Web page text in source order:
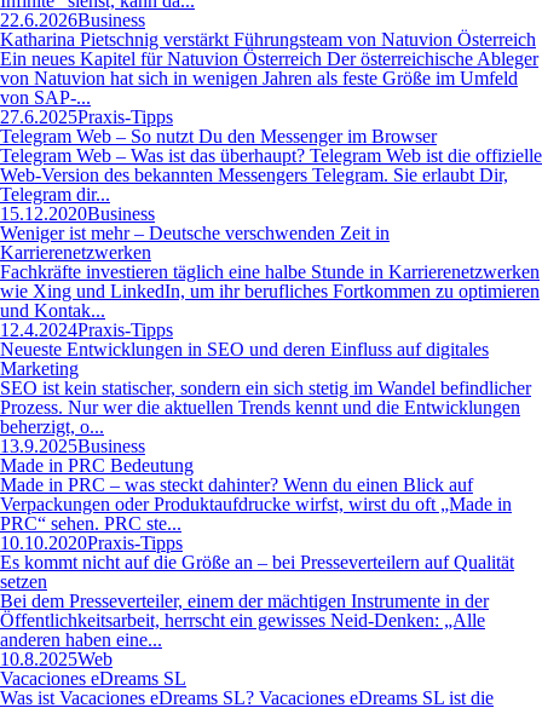
22.6.2026Business
Katharina Pietschnig verstärkt Führungsteam von Natuvion Österreich
Ein neues Kapitel für Natuvion Österreich Der österreichische Ableger
von Natuvion hat sich in wenigen Jahren als feste Größe im Umfeld
von SAP-...
27.6.2025Praxis-Tipps
Telegram Web – So nutzt Du den Messenger im Browser
Telegram Web – Was ist das überhaupt? Telegram Web ist die offizielle
Web-Version des bekannten Messengers Telegram. Sie erlaubt Dir,
Telegram dir...
15.12.2020Business
Weniger ist mehr – Deutsche verschwenden Zeit in
Karrierenetzwerken
Fachkräfte investieren täglich eine halbe Stunde in Karrierenetzwerken
wie Xing und LinkedIn, um ihr berufliches Fortkommen zu optimieren
und Kontak...
12.4.2024Praxis-Tipps
Neueste Entwicklungen in SEO und deren Einfluss auf digitales
Marketing
SEO ist kein statischer, sondern ein sich stetig im Wandel befindlicher
Prozess. Nur wer die aktuellen Trends kennt und die Entwicklungen
beherzigt, o...
13.9.2025Business
Made in PRC Bedeutung
Made in PRC – was steckt dahinter? Wenn du einen Blick auf
Verpackungen oder Produktaufdrucke wirfst, wirst du oft „Made in
PRC“ sehen. PRC ste...
10.10.2020Praxis-Tipps
Es kommt nicht auf die Größe an – bei Presseverteilern auf Qualität
setzen
Bei dem Presseverteiler, einem der mächtigen Instrumente in der
Öffentlichkeitsarbeit, herrscht ein gewisses Neid-Denken: „Alle
anderen haben eine...
10.8.2025Web
Vacaciones eDreams SL
Was ist Vacaciones eDreams SL? Vacaciones eDreams SL ist die